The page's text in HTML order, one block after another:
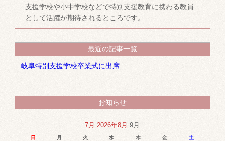
支援学校や小中学校などで特別支援教育に携わる教員
として活躍が期待されるところです。
最近の記事一覧
岐阜特別支援学校卒業式に出席
お知らせ
7月 2026年8月 9月
日 月 火 水 木 金 土